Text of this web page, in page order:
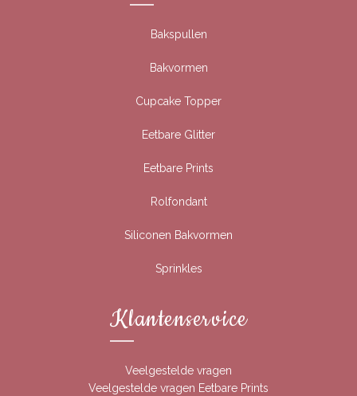
Bakspullen
Bakvormen
Cupcake Topper
Eetbare Glitter
Eetbare Prints
Rolfondant
Siliconen Bakvormen
Sprinkles
Klantenservice
Veelgestelde vragen
Veelgestelde vragen Eetbare Prints